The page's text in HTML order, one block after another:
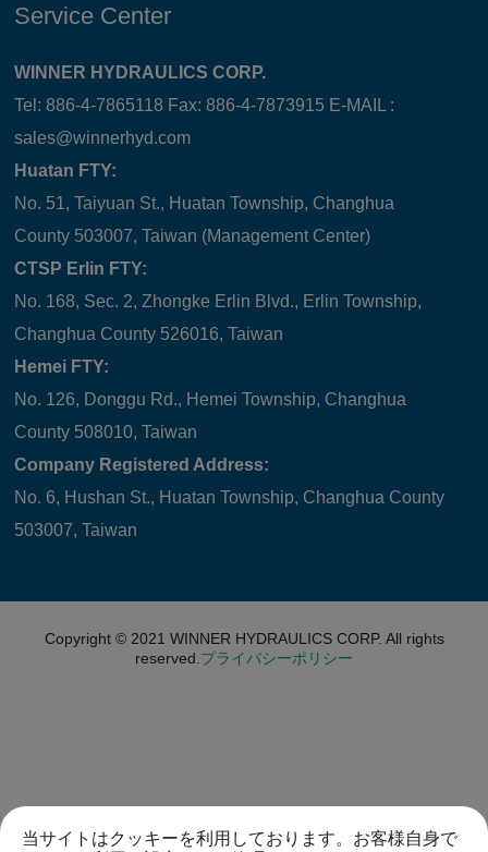
Service Center
WINNER HYDRAULICS CORP.
Tel: 886-4-7865118 Fax: 886-4-7873915 E-MAIL :
sales@winnerhyd.com
Huatan FTY:
No. 51, Taiyuan St., Huatan Township, Changhua
County 503007, Taiwan (Management Center)
CTSP Erlin FTY:
No. 168, Sec. 2, Zhongke Erlin Blvd., Erlin Township,
Changhua County 526016, Taiwan
Hemei FTY:
No. 126, Donggu Rd., Hemei Township, Changhua
County 508010, Taiwan
Company Registered Address:
No. 6, Hushan St., Huatan Township, Changhua County
503007, Taiwan
Copyright © 2021 WINNER HYDRAULICS CORP. All rights
reserved. プライバシーポリシー
当サイトはクッキーを利用しております。お客様自身で